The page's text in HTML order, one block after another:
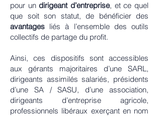
pour undirigeant d’entreprise, et ce quel
que soit son statut, de bénéficier des
avantages liés à l’ensemble des outils
collectifs de partage du profit.
Ainsi, ces dispositifs sont accessibles
aux gérants majoritaires d’une SARL,
dirigeants assimilés salariés, présidents
d’une SA / SASU, d’une association,
dirigeants d’entreprise agricole,
professionnels libéraux exerçant en nom